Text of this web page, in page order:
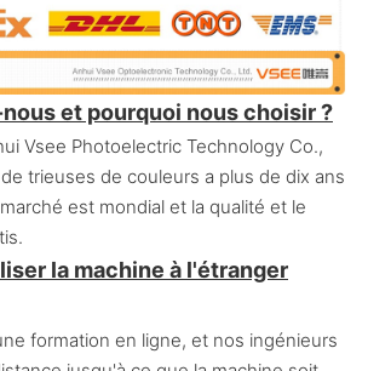
nous et pourquoi nous choisir ?
Vsee Photoelectric Technology Co.,
trieuses de couleurs a plus de dix ans
est mondial et la qualité et le
la machine à l'étranger
formation en ligne, et nos ingénieurs